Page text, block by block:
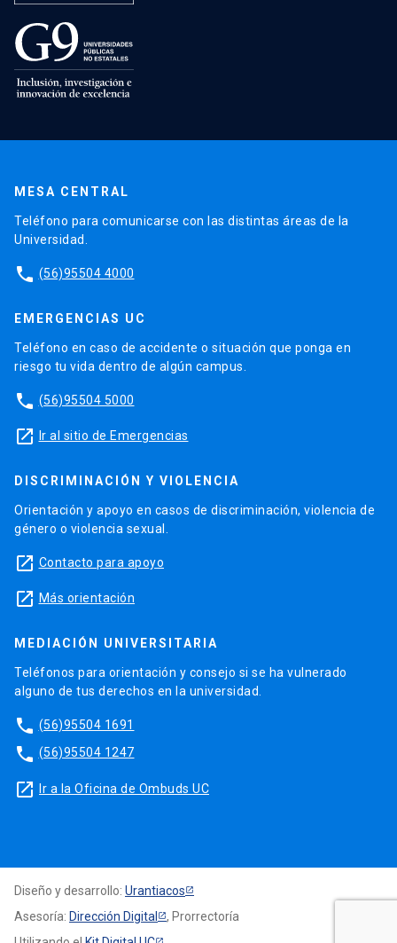
MESA CENTRAL
Teléfono para comunicarse con las distintas áreas de la
Universidad.
phone (56)95504 4000
EMERGENCIAS UC
Teléfono en caso de accidente o situación que ponga en
riesgo tu vida dentro de algún campus.
phone (56)95504 5000
launch Ir al sitio de Emergencias
DISCRIMINACIÓN Y VIOLENCIA
Orientación y apoyo en casos de discriminación, violencia de
género o violencia sexual.
launch Contacto para apoyo
launch Más orientación
MEDIACIÓN UNIVERSITARIA
Teléfonos para orientación y consejo si se ha vulnerado
alguno de tus derechos en la universidad.
phone (56)95504 1691
phone (56)95504 1247
launch Ir a la Oficina de Ombuds UC
Diseño y desarrollo: Urantiacos
Asesoría: Dirección Digital
, Prorrectoría